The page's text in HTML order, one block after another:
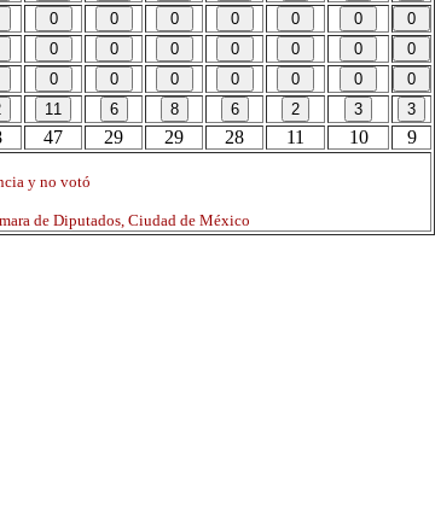
47 29 29 28 11 10 9
y no votó
de Diputados, Ciudad de México